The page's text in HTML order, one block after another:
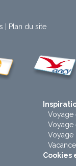
Plan du site
Voyage
Voyage
Voyage
Cookies